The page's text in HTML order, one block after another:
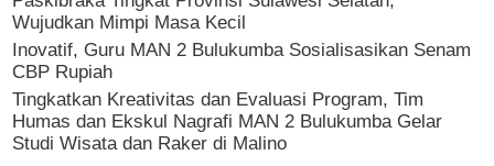
Wujudkan Mimpi Masa Kecil
Inovatif, Guru MAN 2 Bulukumba Sosialisasikan Senam
CBP Rupiah
Tingkatkan Kreativitas dan Evaluasi Program, Tim
Humas dan Ekskul Nagrafi MAN 2 Bulukumba Gelar
Studi Wisata dan Raker di Malino